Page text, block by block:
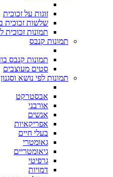
זוגות על זכוכית
שלשות זכוכית
תמונות זכוכית
תמונות קנבס
תמונות קנבס
סטים מעוצבים
תמונות לפי נושא וסגנון
אבסטרקט
אורבני
אנשים
אפריקאיות
בעלי חיים
גאומטרי
גיאומטריים
גרפיטי
דמויות